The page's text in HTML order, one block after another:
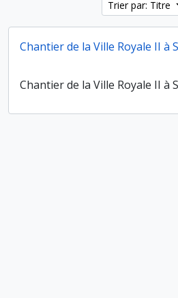
Trier par: Titre
Chantier de la Ville Royale II à
Chantier de la Ville Royale II à